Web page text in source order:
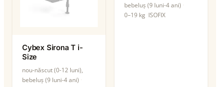
Cybex Sirona T i-
Size
nou-născut (0-12 luni),
bebeluș (9 luni-4 ani)
bebeluș (9 luni-4 ani)
0–19 kg ISOFIX